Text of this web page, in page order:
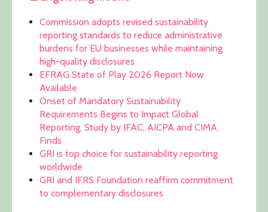
Commission adopts revised sustainability
reporting standards to reduce administrative
burdens for EU businesses while maintaining
high-quality disclosures
EFRAG State of Play 2026 Report Now
Available
Onset of Mandatory Sustainability
Requirements Begins to Impact Global
Reporting, Study by IFAC, AICPA and CIMA
Finds
GRI is top choice for sustainability reporting
worldwide
GRI and IFRS Foundation reaffirm commitment
to complementary disclosures